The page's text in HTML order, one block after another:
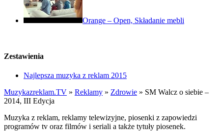
Orange – Open, Składanie mebli
Zestawienia
Najlepsza muzyka z reklam 2015
Muzykazreklam.TV » Reklamy » Zdrowie » SM Walcz o siebie –
2014, III Edycja
Muzyka z reklam, reklamy telewizyjne, piosenki z zapowiedzi
programów tv oraz filmów i seriali a także tytuły piosenek.